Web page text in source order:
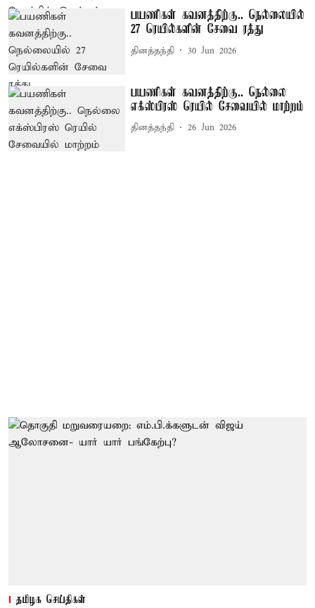
பயணிகள் கவனத்திற்கு.. நெல்லையில்
27 ரெயில்களின் சேவை ரத்து
தினத்தந்தி 30 Jun 2026
பயணிகள் கவனத்திற்கு.. நெல்லை
எக்ஸ்பிரஸ் ரெயில் சேவையில் மாற்றம்
தினத்தந்தி 26 Jun 2026
தமிழக செய்திகள்